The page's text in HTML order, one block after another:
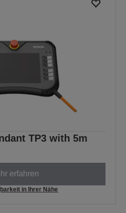
TP3 with 5m
erfahren
in Ihrer Nähe